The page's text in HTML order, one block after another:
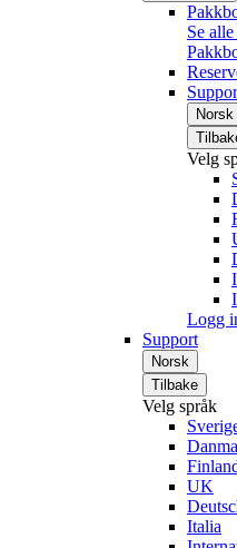
Se
Norsk
Velg
Logg
Support
Norsk
Tilbake
Velg språk
UK
Italia